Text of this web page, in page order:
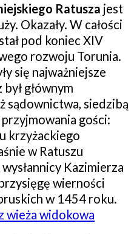
Ratusza jest
Okazały. W całości
pod koniec XIV
rozwoju Torunia.
się najważniejsze
głównym
sądownictwa, siedzibą
gości:
krzyżackiego
w Ratuszu
Kazimierza
wierności
w 1454 roku.